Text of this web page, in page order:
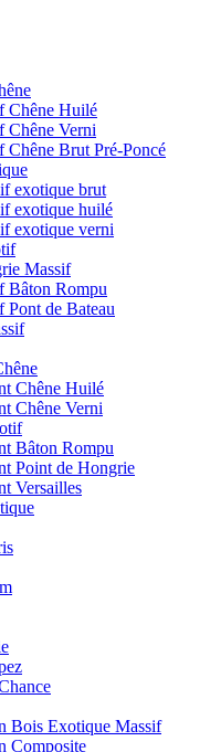
Chêne Huilé
Chêne Verni
Chêne Brut Pré-Poncé
exotique brut
exotique huilé
exotique verni
Massif
Bâton Rompu
Pont de Bateau
Chêne Huilé
Chêne Verni
Bâton Rompu
Point de Hongrie
Versailles
Bois Exotique Massif
Composite